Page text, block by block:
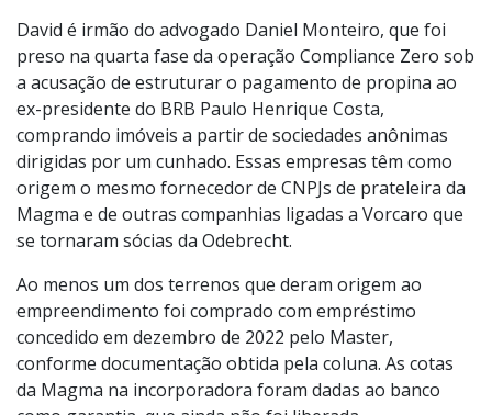
David é irmão do advogado Daniel Monteiro, que foi
preso na quarta fase da operação Compliance Zero sob
a acusação de estruturar o pagamento de propina ao
ex-presidente do BRB Paulo Henrique Costa,
comprando imóveis a partir de sociedades anônimas
dirigidas por um cunhado. Essas empresas têm como
origem o mesmo fornecedor de CNPJs de prateleira da
Magma e de outras companhias ligadas a Vorcaro que
se tornaram sócias da Odebrecht.
Ao menos um dos terrenos que deram origem ao
empreendimento foi comprado com empréstimo
concedido em dezembro de 2022 pelo Master,
conforme documentação obtida pela coluna. As cotas
da Magma na incorporadora foram dadas ao banco